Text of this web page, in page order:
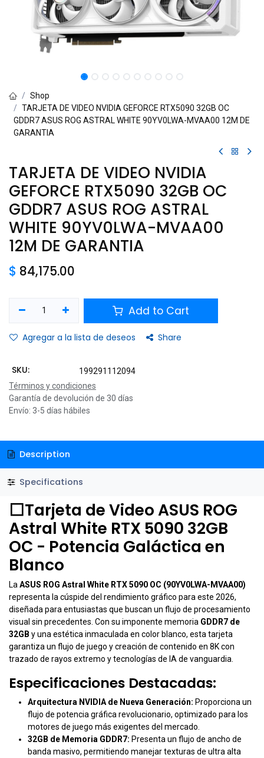
Shop
TARJETA DE VIDEO NVIDIA GEFORCE RTX5090 32GB OC
GDDR7 ASUS ROG ASTRAL WHITE 90YV0LWA-MVAA00 12M DE
GARANTIA
TARJETA DE VIDEO NVIDIA
GEFORCE RTX5090 32GB OC
GDDR7 ASUS ROG ASTRAL
WHITE 90YV0LWA-MVAA00
12M DE GARANTIA
$ 84,175.00
Add to Cart
Agregar a la lista de deseos Share
SKU:
199291112094
Términos y condiciones
Garantía de devolución de 30 días
Envío: 3-5 días hábiles
Description
Specifications
⬜Tarjeta de Video ASUS ROG
Astral White RTX 5090 32GB
OC - Potencia Galáctica en
Blanco
La ASUS ROG Astral White RTX 5090 OC (90YV0LWA-MVAA00)
representa la cúspide del rendimiento gráfico para este 2026,
diseñada para entusiastas que buscan un flujo de procesamiento
visual sin precedentes. Con su imponente memoria GDDR7 de
32GB y una estética inmaculada en color blanco, esta tarjeta
garantiza un flujo de juego y creación de contenido en 8K con
trazado de rayos extremo y tecnologías de IA de vanguardia.
Especificaciones Destacadas:
Arquitectura NVIDIA de Nueva Generación: Proporciona un
flujo de potencia gráfica revolucionario, optimizado para los
motores de juego más exigentes del mercado.
32GB de Memoria GDDR7: Presenta un flujo de ancho de
banda masivo, permitiendo manejar texturas de ultra alta